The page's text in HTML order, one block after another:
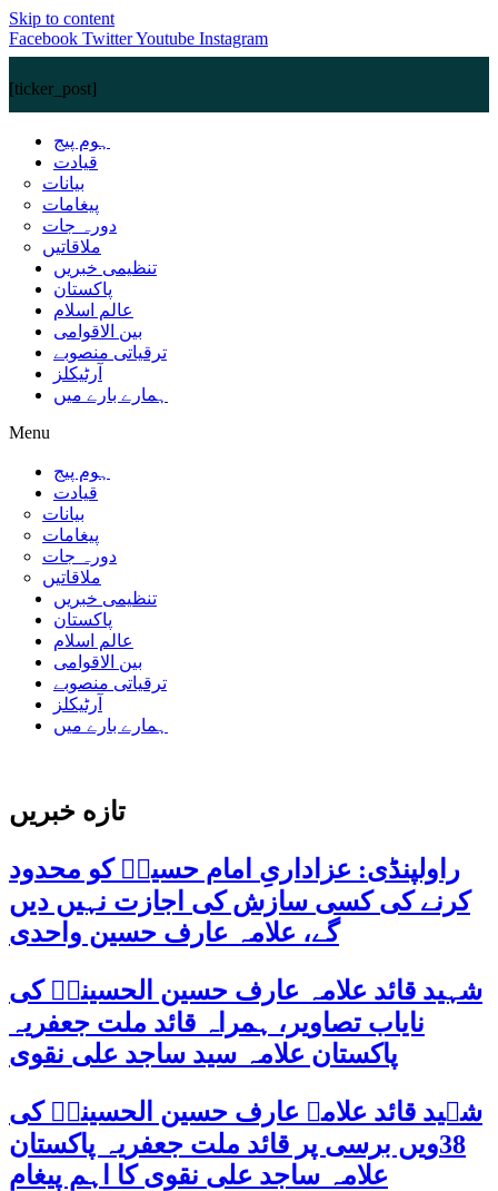
Skip to content
Facebook TwitterYoutube Instagram
[ticker_post]
ہوم پیج
قیادت
بیانات
پیغامات
دورہ جات
ملاقاتیں
تنظیمی خبریں
پاکستان
عالم اسلام
بین الاقوامی
ترقیاتی منصوبے
آرٹیکلز
ہمارے بارے میں
Menu
ہوم پیج
قیادت
بیانات
پیغامات
دورہ جات
ملاقاتیں
تنظیمی خبریں
پاکستان
عالم اسلام
بین الاقوامی
ترقیاتی منصوبے
آرٹیکلز
ہمارے بارے میں
تازه خبریں
راولپنڈی: عزاداریِ امام حسینؑ کو محدود
کرنے کی کسی سازش کی اجازت نہیں دیں
گے، علامہ عارف حسین واحدی
شہید قائد علامہ عارف حسین الحسینیؒ کی
نایاب تصاویر، ہمراہ قائد ملت جعفریہ
پاکستان علامہ سید ساجد علی نقوی
شہید قائد علامہ عارف حسین الحسینیؒ کی
38ویں برسی پر قائد ملت جعفریہ پاکستان
علامہ ساجد علی نقوی کا اہم پیغام